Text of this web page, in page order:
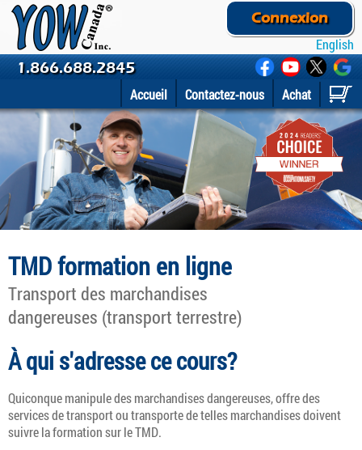
English
Connexion
1.866.688.2845
Achat
Contactez-nous
Accueil
TMD formation en ligne
Transport des marchandises
dangereuses (transport terrestre)
À qui s'adresse ce cours?
Quiconque manipule des marchandises dangereuses, offre des
services de transport ou transporte de telles marchandises doivent
suivre la formation sur le TMD.